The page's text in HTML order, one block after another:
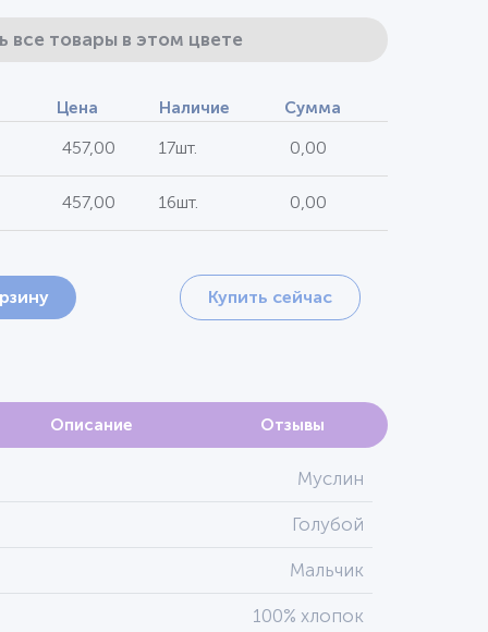
все товары в этом цвете
Цена Наличие Сумма
457,00 17шт. 0,00
457,00 16шт. 0,00
Купить сейчас
Описание Отзывы
Муслин
Голубой
Мальчик
100% хлопок